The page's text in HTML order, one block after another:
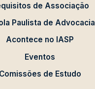
de Associação
Paulista de Advocacia
Acontece no IASP
Eventos
Comissões de Estudo